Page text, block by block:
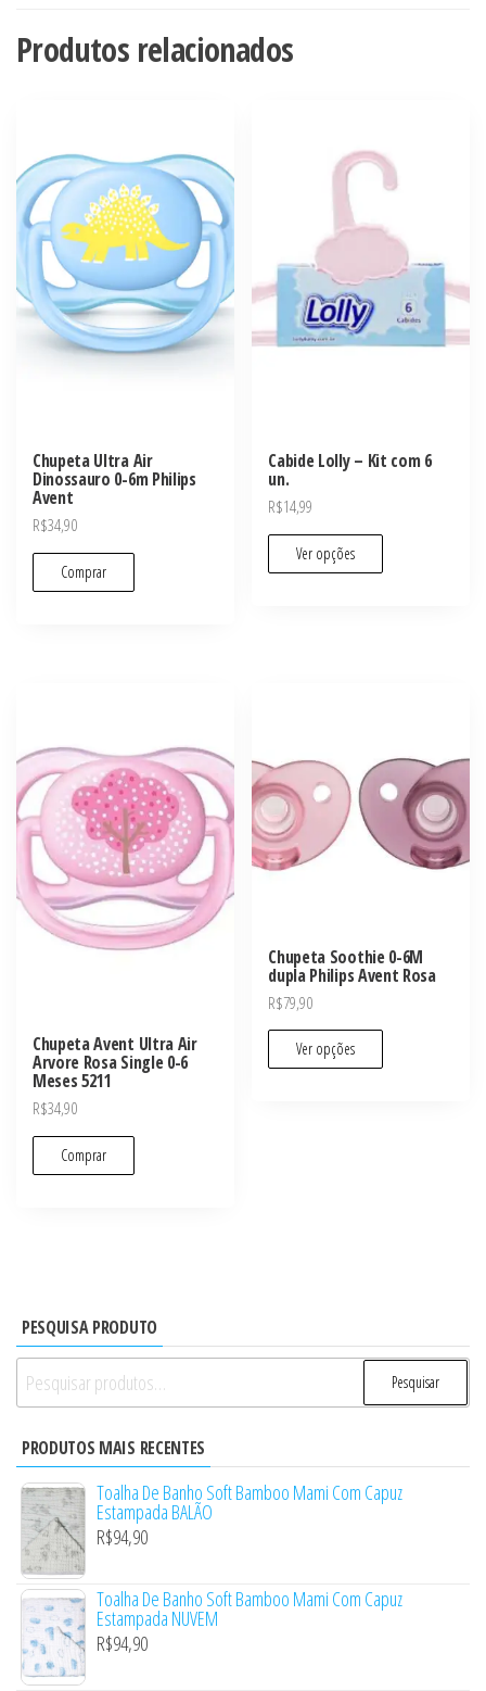
Produtos relacionados
Chupeta Ultra Air
Dinossauro 0-6m Philips
Avent
R$34,90
Comprar
Cabide Lolly – Kit com 6
un.
R$14,99
Ver opções
Chupeta Avent Ultra Air
Arvore Rosa Single 0-6
Meses 5211
R$34,90
Comprar
Chupeta Soothie 0-6M
dupla Philips Avent Rosa
R$79,90
Ver opções
PESQUISA PRODUTO
Pesquisar
por:
Pesquisar
PRODUTOS MAIS RECENTES
Toalha De Banho Soft Bamboo Mami Com Capuz
Estampada BALÃO
R$94,90
Toalha De Banho Soft Bamboo Mami Com Capuz
Estampada NUVEM
R$94,90